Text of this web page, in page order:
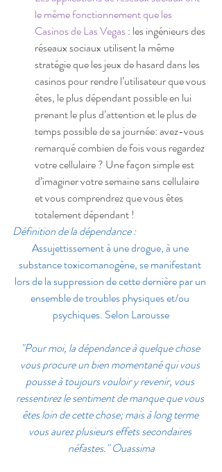
le même fonctionnement que les
Casinos de Las Vegas : les ingénieurs des
réseaux sociaux utilisent la même
stratégie que les jeux de hasard dans les
casinos pour rendre l’utilisateur que vous
êtes, le plus dépendant possible en lui
prenant le plus d’attention et le plus de
temps possible de sa journée: avez-vous
remarqué combien de fois vous regardez
votre cellulaire ? Une façon simple est
d’imaginer votre semaine sans cellulaire
et vous comprendrez que vous êtes
totalement dépendant !
Définition de la dépendance :
Assujettissement à une drogue, à une
substance toxicomanogène, se manifestant
lors de la suppression de cette dernière par un
ensemble de troubles physiques et/ou
psychiques. Selon Larousse
"Pour moi, la dépendance à quelque chose
vous procure un bien momentané qui vous
pousse à toujours vouloir y revenir, vous
ressentirez le sentiment de manque que vous
êtes loin de cette chose; mais à long terme
vous aurez plusieurs effets secondaires
néfastes." Ouassima